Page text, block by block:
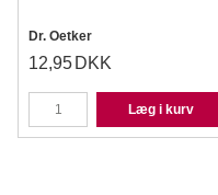
Dr. Oetker
12,95 DKK
Læg i kurv